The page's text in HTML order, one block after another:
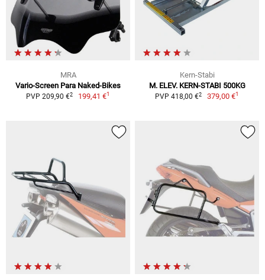
MRA
Vario-Screen Para Naked-Bikes
PVP 209,90 €2 199,41 €1
Kern-Stabi
M. ELEV. KERN-STABI 500KG
PVP 418,00 €2 379,00 €1